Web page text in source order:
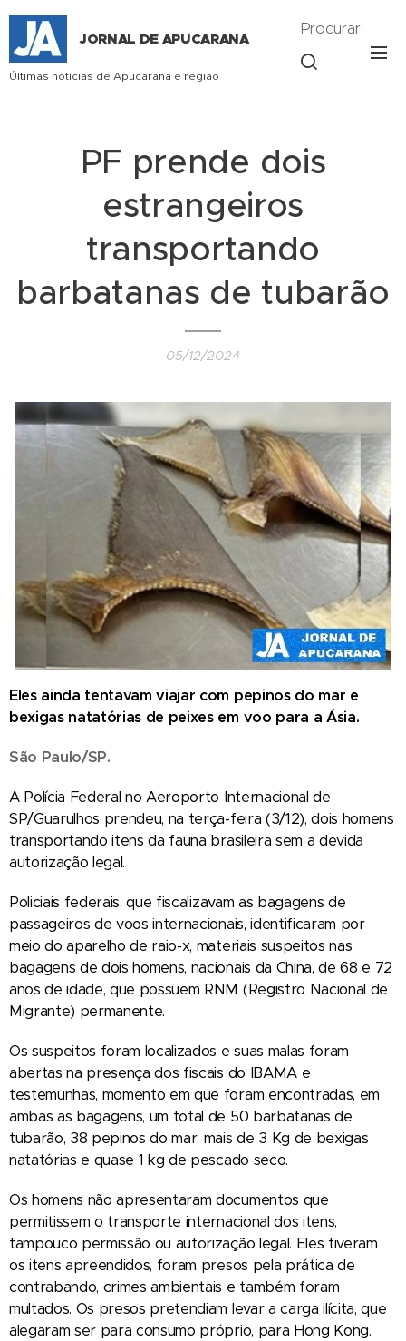
JORNAL DE APUCARANA
Últimas notícias de Apucarana e região
Procurar
PF prende dois
estrangeiros
transportando
barbatanas de tubarão
05/12/2024
Eles ainda tentavam viajar com pepinos do mar e
bexigas natatórias de peixes em voo para a Ásia.
São Paulo/SP.
A Polícia Federal no Aeroporto Internacional de
SP/Guarulhos prendeu, na terça-feira (3/12), dois homens
transportando itens da fauna brasileira sem a devida
autorização legal.
Policiais federais, que fiscalizavam as bagagens de
passageiros de voos internacionais, identificaram por
meio do aparelho de raio-x, materiais suspeitos nas
bagagens de dois homens, nacionais da China, de 68 e 72
anos de idade, que possuem RNM (Registro Nacional de
Migrante) permanente.
Os suspeitos foram localizados e suas malas foram
abertas na presença dos fiscais do IBAMA e
testemunhas, momento em que foram encontradas, em
ambas as bagagens, um total de 50 barbatanas de
tubarão, 38 pepinos do mar, mais de 3 Kg de bexigas
natatórias e quase 1 kg de pescado seco.
Os homens não apresentaram documentos que
permitissem o transporte internacional dos itens,
tampouco permissão ou autorização legal. Eles tiveram
os itens apreendidos, foram presos pela prática de
contrabando, crimes ambientais e também foram
multados. Os presos pretendiam levar a carga ilícita, que
alegaram ser para consumo próprio, para Hong Kong.